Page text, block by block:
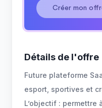
Créer mon
Détails de l'offre
Future plateforme
esport, sportives et
L’objectif : permettre